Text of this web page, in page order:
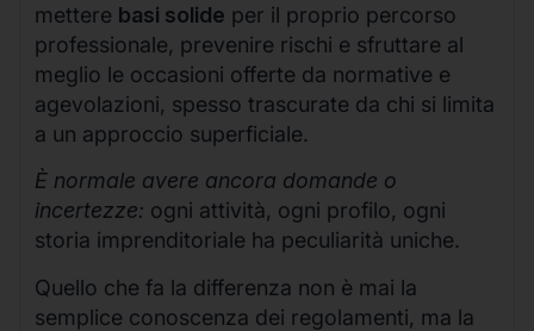
mettere basi solide per il proprio percorso
professionale, prevenire rischi e sfruttare al
meglio le occasioni offerte da normative e
agevolazioni, spesso trascurate da chi si limita
a un approccio superficiale.
È normale avere ancora domande o
incertezze: ogni attività, ogni profilo, ogni
storia imprenditoriale ha peculiarità uniche.
Quello che fa la differenza non è mai la
semplice conoscenza dei regolamenti, ma la